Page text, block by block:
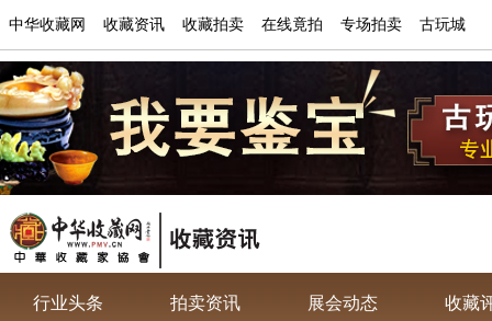
中华收藏网 收藏资讯 收藏拍卖 在线竟拍 专场拍卖 古玩城
行业头条 拍卖资讯 展会动态 收藏